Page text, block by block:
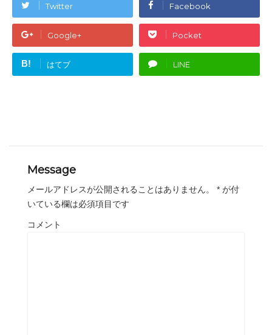
Twitter Facebook
Google+ Pocket
B! はてブ LINE
Message
メールアドレスが公開されることはありません。 * が付
いている欄は必須項目です
コメント